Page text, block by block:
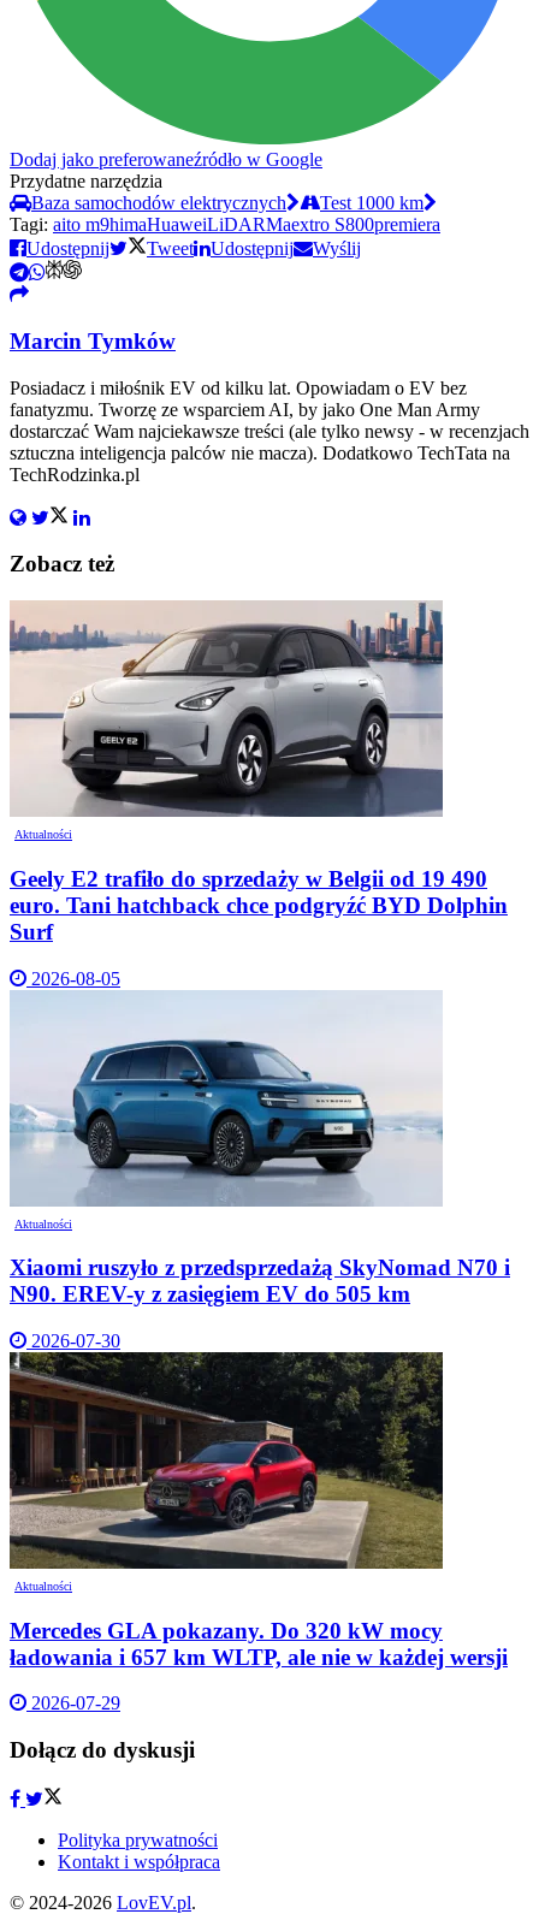
Dodaj jako preferowaneźródło w Google
Przydatne narzędzia
Baza samochodów elektrycznych
Test 1000 km
Tagi: aito m9himaHuaweiLiDARMaextro S800premiera
Udostępnij
Tweet Udostępnij Wyślij
Marcin Tymków
Posiadacz i miłośnik EV od kilku lat. Opowiadam o EV bez
fanatyzmu. Tworzę ze wsparciem AI, by jako One Man Army
dostarczać Wam najciekawsze treści (ale tylko newsy - w recenzjach
sztuczna inteligencja palców nie macza). Dodatkowo TechTata na
TechRodzinka.pl
Zobacz też
Aktualności
Geely E2 trafiło do sprzedaży w Belgii od 19 490
euro. Tani hatchback chce podgryźć BYD Dolphin
Surf
2026-08-05
Aktualności
Xiaomi ruszyło z przedsprzedażą SkyNomad N70 i
N90. EREV-y z zasięgiem EV do 505 km
2026-07-30
Aktualności
Mercedes GLA pokazany. Do 320 kW mocy
ładowania i 657 km WLTP, ale nie w każdej wersji
2026-07-29
Dołącz do dyskusji
Polityka prywatności
Kontakt i współpraca
© 2024-2026 LovEV.pl.